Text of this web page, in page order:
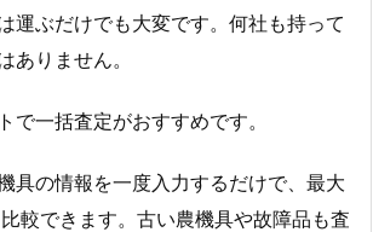
運ぶだけでも大変です。何社も持って
ありません。
で一括査定がおすすめです。
具の情報を一度入力するだけで、最大
較できます。古い農機具や故障品も査